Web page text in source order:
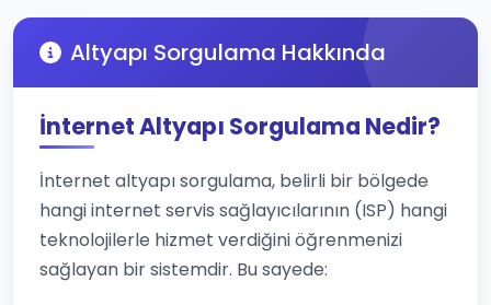
Altyapı Sorgulama Hakkında
İnternet Altyapı Sorgulama Nedir?
İnternet altyapı sorgulama, belirli bir bölgede
hangi internet servis sağlayıcılarının (ISP) hangi
teknolojilerle hizmet verdiğini öğrenmenizi
sağlayan bir sistemdir. Bu sayede: